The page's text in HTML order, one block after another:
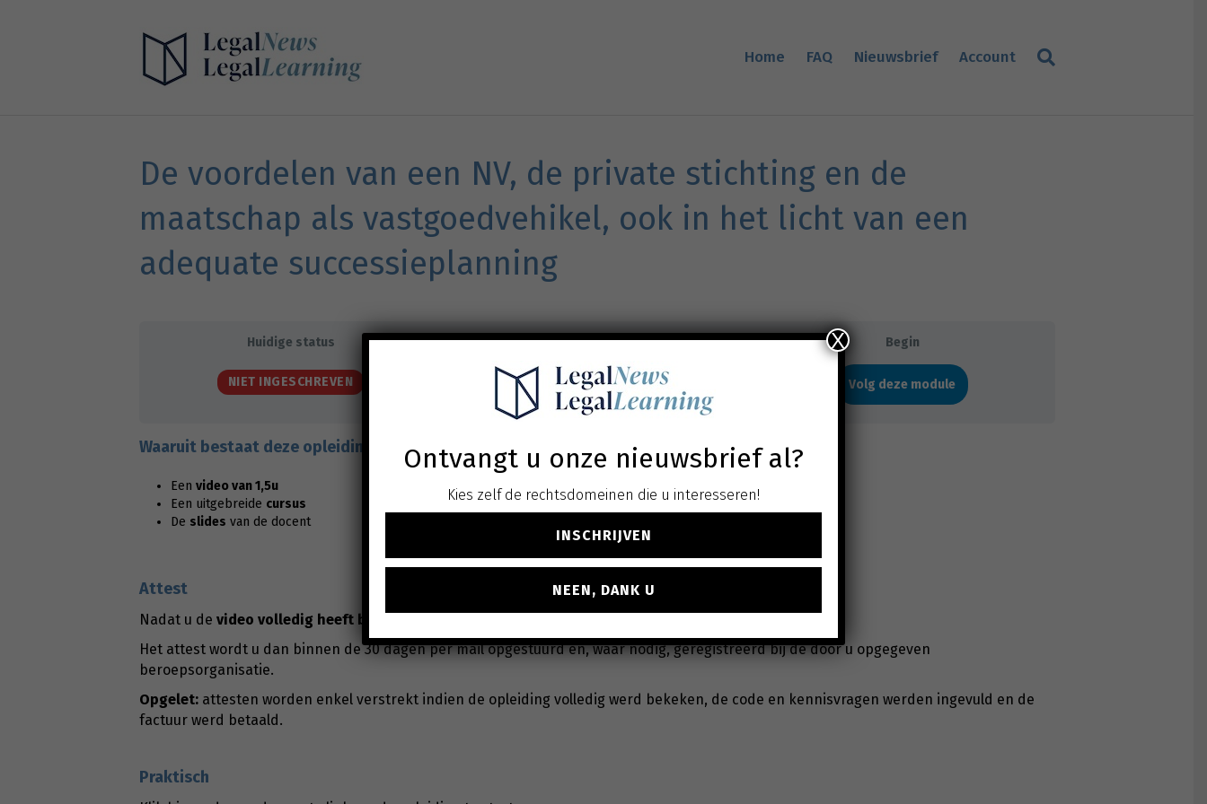
Home FAQ Nieuwsbrief Account
De voordelen van een NV, de private stichting en de
maatschap als vastgoedvehikel, ook in het licht van een
adequate successieplanning
Huidige status
NIET INGESCHREVEN
Prijs
150
Begin
Volg deze module
Waaruit bestaat deze opleiding?
Een video van 1,5u
Een uitgebreide cursus
De slides van de docent
Attest
Nadat u de video volledig heeft bekeken
Het attest wordt u dan binnen de 30 dagen per mail opgestuurd en, waar nodig, geregistreerd bij de door u opgegeven
beroepsorganisatie.
Opgelet:attesten worden enkel verstrekt indien de opleiding volledig werd bekeken, de code en kennisvragen werden ingevuld en de
factuur werd betaald.
Praktisch
Ontvangt u onze nieuwsbrief al?
Kies zelf de rechtsdomeinen die u interesseren!
INSCHRIJVEN
NEEN, DANK U
X